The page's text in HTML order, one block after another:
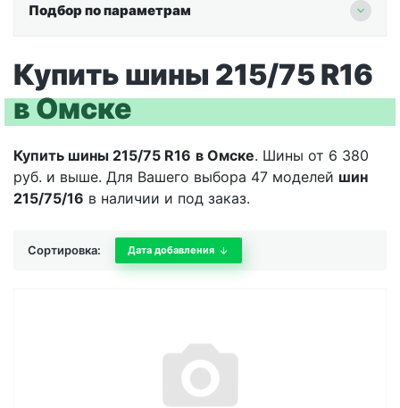
Подбор по параметрам
Купить шины 215/75 R16
в Омске
Купить шины 215/75 R16 в Омске. Шины от 6 380
руб. и выше. Для Вашего выбора 47 моделей шин
215/75/16 в наличии и под заказ.
Сортировка: Дата добавления